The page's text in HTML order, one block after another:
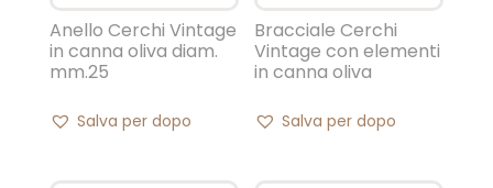
Anello Cerchi Vintage
in canna oliva diam.
mm.25
Salva per dopo
Bracciale Cerchi
Vintage con elementi
in canna oliva
Salva per dopo